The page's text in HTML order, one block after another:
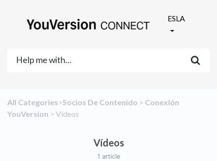
ESLA
All Categories​>​​Socios De Contenido ​ > ​ ​Conexión
YouVersion ​ > ​ ​Vídeos
Vídeos
1 article